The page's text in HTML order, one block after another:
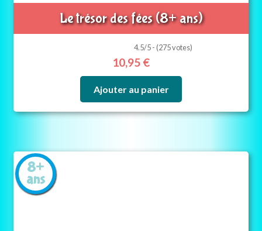
Le trésor des fées (8+ ans)
4.5/5 - (275 votes)
10,95 €
Ajouter au panier
8+
ans